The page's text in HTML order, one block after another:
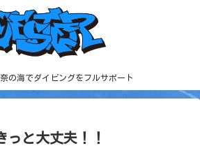
の海でダイビングをフルサポート
っと大丈夫！！